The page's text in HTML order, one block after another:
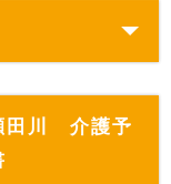
田川 介護予